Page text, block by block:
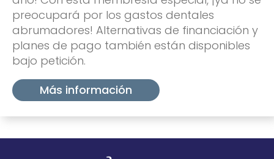
preocupará por los gastos dentales
abrumadores! Alternativas de financiación y
planes de pago también están disponibles
bajo petición.
Más información